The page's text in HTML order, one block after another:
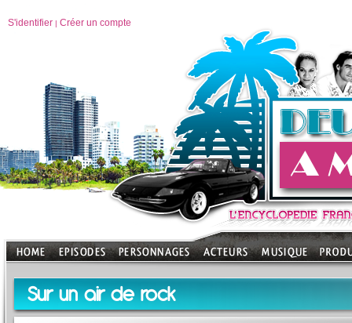
S'identifier | Créer un compte
Sur un air de rock